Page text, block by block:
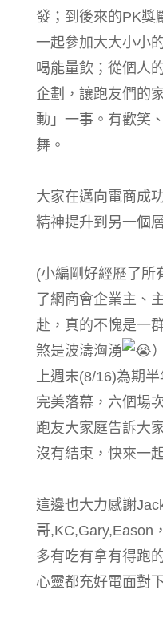
發；到後來的PK獎
一起參加大大小小
喝能量飲；從個人
企劃，讓跑友們的
動」一事。有歡笑
舞。
大家在邁向電商成
精神提升到另一個
(小編剛好經歷了所
了網商會企業主、
赴，真的不愧是一
煞是波濤洶湧
）
上週末(8/16)為期
完美落幕，六個場
跑友大家庭告訴大
沒有結束，快來一
這邊也大力感謝
哥,KC,Gary,Eason
多有吃有拿有得跑
心靈都充好電面對